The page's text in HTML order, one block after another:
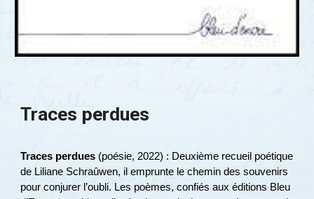
Traces perdues
Traces perdues (poésie, 2022) : Deuxième recueil poétique
de Liliane Schraûwen, il emprunte le chemin des souvenirs
pour conjurer l’oubli. Les poèmes, confiés aux éditions Bleu